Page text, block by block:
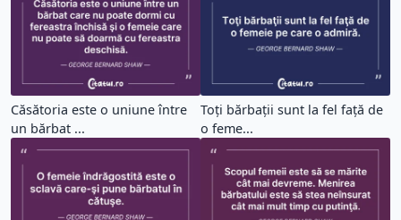
Căsătoria este o uniune între
un bărbat ...
Toţi bărbaţii sunt la fel faţă de
o feme...